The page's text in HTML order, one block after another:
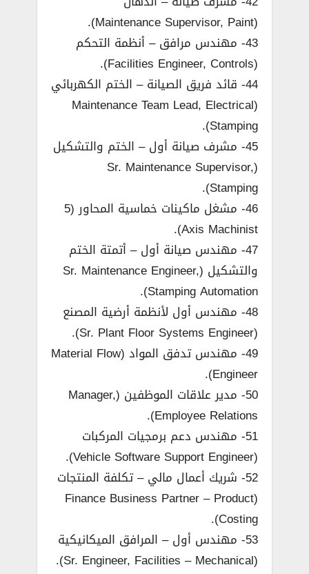
(Maintenance Supervisor, Paint).
43- مهندس مرافق – أنظمة التحكم
(Facilities Engineer, Controls).
44- قائد فريق الصيانة – الختم الكهربائي
(Maintenance Team Lead, Electrical
Stamping).
45- مشرف صيانة أول – الختم والتشكيل
(Sr. Maintenance Supervisor,
Stamping).
46- مشغل ماكينات خماسية المحاور (5
Axis Machinist).
47- مهندس صيانة أول – أتمتة الختم
والتشكيل (Sr. Maintenance Engineer,
Stamping Automation).
48- مهندس أول لأنظمة أرضية المصنع
(Sr. Plant Floor Systems Engineer).
49- مهندس تدفق المواد (Material Flow
Engineer).
50- مدير علاقات الموظفين (Manager,
Employee Relations).
51- مهندس دعم برمجيات المركبات
(Vehicle Software Support Engineer).
52- شريك أعمال مالي – تكلفة المنتجات
(Finance Business Partner – Product
Costing).
53- مهندس أول – المرافق الميكانيكية
(Sr. Engineer, Facilities – Mechanical).